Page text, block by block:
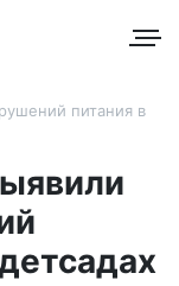
питания в